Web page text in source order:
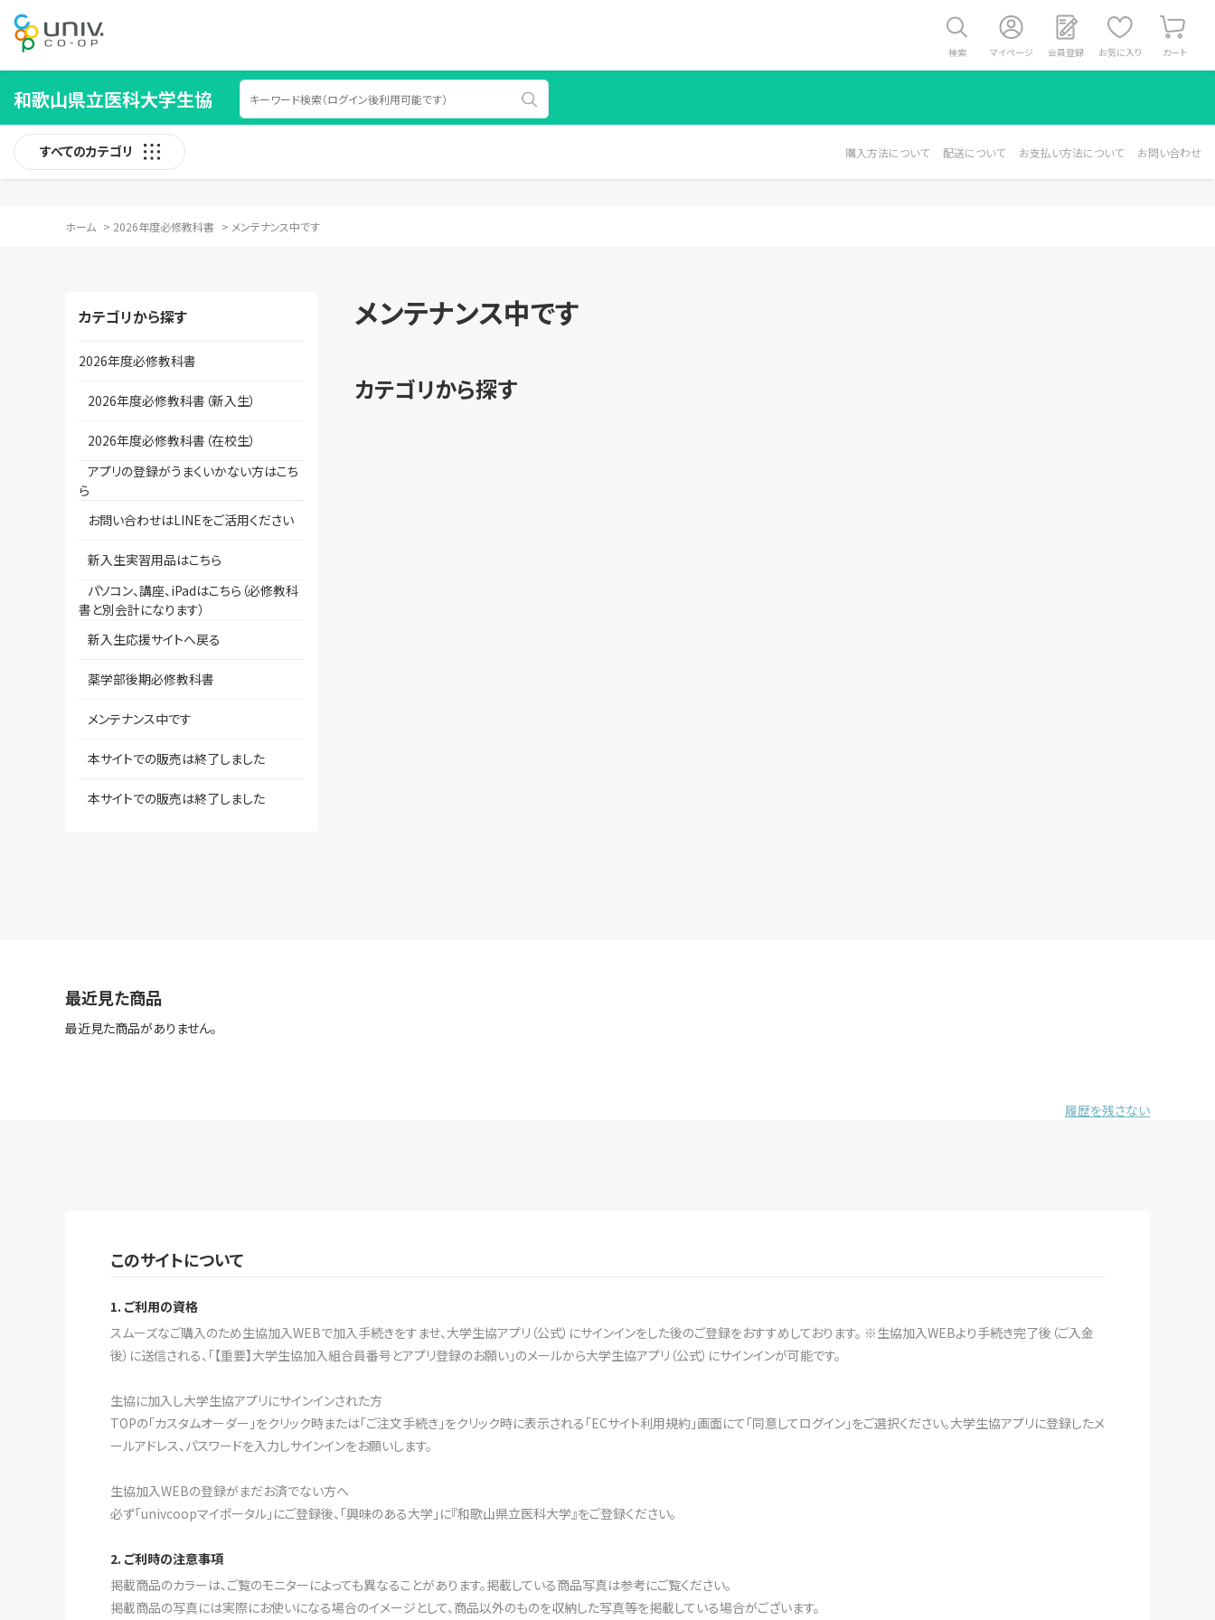
検索 マイページ 会員登録 お気に入り カート
和歌山県立医科大学生協
すべてのカテゴリ 購入方法について 配送について お支払い方法について お問い合わせ
ホーム > 2026年度必修教科書 > メンテナンス中です
カテゴリから探す
2026年度必修教科書
2026年度必修教科書（新入生）
2026年度必修教科書（在校生）
アプリの登録がうまくいかない方はこち
ら
お問い合わせはLINEをご活用ください
新入生実習用品はこちら
パソコン、講座、iPadはこちら（必修教科
書と別会計になります）
新入生応援サイトへ戻る
薬学部後期必修教科書
メンテナンス中です
本サイトでの販売は終了しました
本サイトでの販売は終了しました
メンテナンス中です
カテゴリから探す
最近見た商品
最近見た商品がありません。
履歴を残さない
このサイトについて
1. ご利用の資格
スムーズなご購入のため生協加入WEBで加入手続きをすませ、大学生協アプリ（公式）にサインインをした後のご登録をおすすめしております。 ※生協加入WEBより手続き完了後（ご入金
後）に送信される、「【重要】大学生協加入組合員番号とアプリ登録のお願い」のメールから大学生協アプリ（公式）にサインインが可能です。
生協に加入し大学生協アプリにサインインされた方
TOPの「カスタムオーダー」をクリック時または「ご注文手続き」をクリック時に表示される「ECサイト利用規約」画面にて「同意してログイン」をご選択ください。大学生協アプリに登録したメ
ールアドレス、パスワードを入力しサインインをお願いします。
生協加入WEBの登録がまだお済でない方へ
必ず「univcoopマイポータル」にご登録後、「興味のある大学」に『和歌山県立医科大学』をご登録ください。
2. ご利時の注意事項
掲載商品のカラーは、ご覧のモニターによっても異なることがあります。掲載している商品写真は参考にご覧ください。
掲載商品の写真には実際にお使いになる場合のイメージとして、商品以外のものを収納した写真等を掲載している場合がございます。